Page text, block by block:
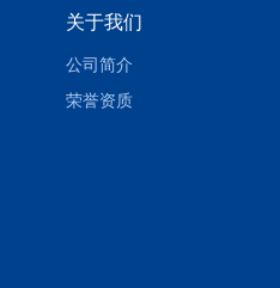
关于我们
公司简介
荣誉资质